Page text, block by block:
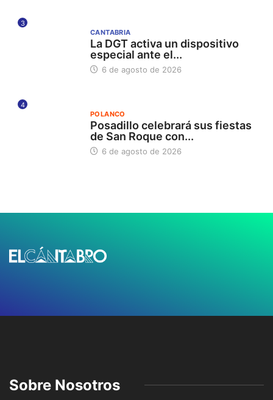
3
CANTABRIA
La DGT activa un dispositivo
especial ante el...
6 de agosto de 2026
4
POLANCO
Posadillo celebrará sus fiestas
de San Roque con...
6 de agosto de 2026
Sobre Nosotros